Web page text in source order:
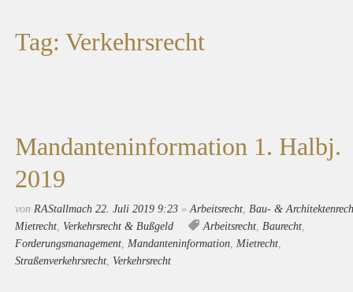
Tag: Verkehrsrecht
Mandanteninformation 1. Halbj.
2019
vonRAStallmach 22. Juli 2019 9:23 »Arbeitsrecht,Bau- &
Mietrecht, Verkehrsrecht & Bußgeld Arbeitsrecht,Baurecht,
Forderungsmanagement,Mandanteninformation,Mietrecht,
Straßenverkehrsrecht, Verkehrsrecht